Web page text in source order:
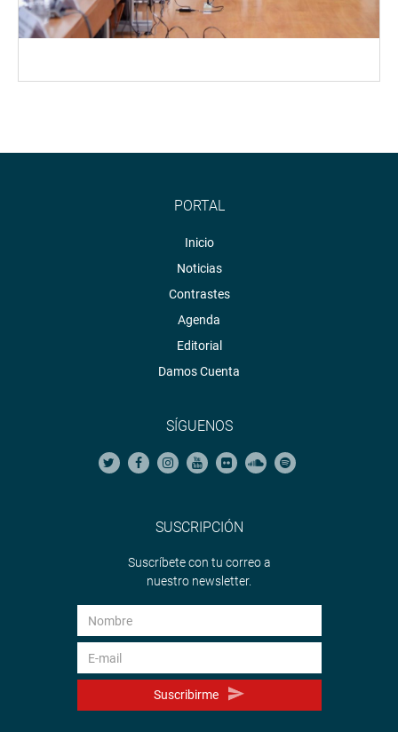
PORTAL
Inicio
Noticias
Contrastes
Agenda
Editorial
Damos Cuenta
SÍGUENOS
SUSCRIPCIÓN
Suscríbete con tu correo a
nuestro newsletter.
Suscribirme